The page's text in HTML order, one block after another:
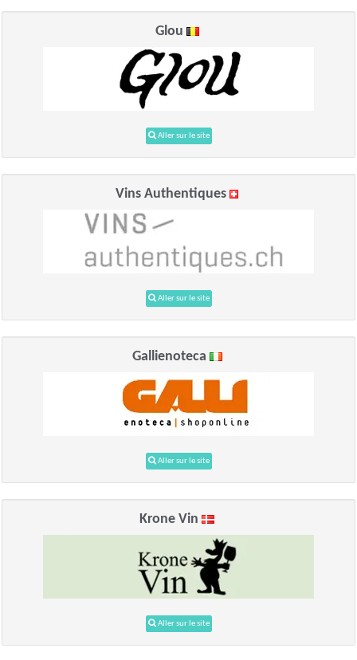
Glou
Aller sur le site
Vins Authentiques
Aller sur le site
Gallienoteca
Aller sur le site
Krone Vin
Aller sur le site